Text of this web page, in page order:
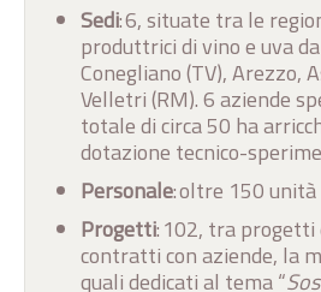
Sedi: 6, situate tra le
produttrici di vino e uva
Conegliano (TV), Arezzo,
Velletri (RM). 6 aziende
totale di circa 50 ha
dotazione tecnico-
Personale: oltre 150 unità
Progetti: 102, tra progetti
contratti con aziende, la
quali dedicati al tema “